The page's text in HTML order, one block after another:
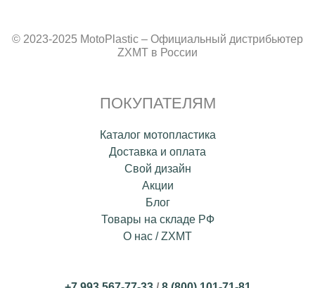
© 2023-2025 MotoPlastic – Официальный дистрибьютер
ZXMT в России
ПОКУПАТЕЛЯМ
Каталог мотопластика
Доставка и оплата
Свой дизайн
Акции
Блог
Товары на складе РФ
О нас / ZXMT